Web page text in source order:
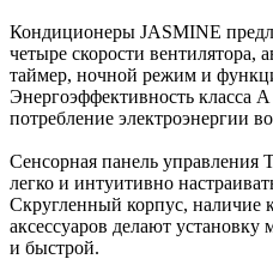
Кондиционеры JASMINE
четыре скорости вентилятора,
таймер, ночной режим и
Энергоэффективность класса А
потребление электроэнергии
Сенсорная панель управления
легко и интуитивно
Скругленный корпус, наличие
аксессуаров делают
и быстрой.